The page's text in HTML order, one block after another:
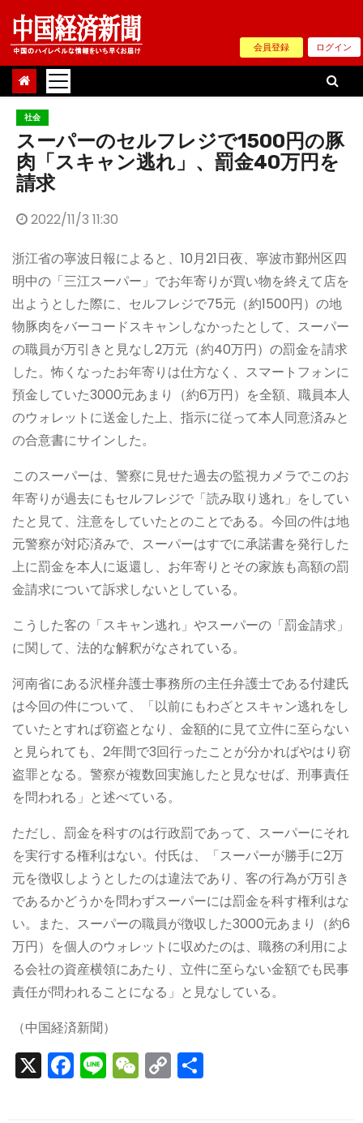
Skip
content
会員登録 ログイン
社会
スーパーのセルフレジで1500円の豚
肉「スキャン逃れ」、罰金40万円を
請求
2022/11/3 11:30
浙江省の寧波日報によると、10月21日夜、寧波市鄞州区四
明中の「三江スーパー」でお年寄りが買い物を終えて店を
出ようとした際に、セルフレジで75元（約1500円）の地
物豚肉をバーコードスキャンしなかったとして、スーパー
の職員が万引きと見なし2万元（約40万円）の罰金を請求
した。怖くなったお年寄りは仕方なく、スマートフォンに
預金していた3000元あまり（約6万円）を全額、職員本人
のウォレットに送金した上、指示に従って本人同意済みと
の合意書にサインした。
このスーパーは、警察に見せた過去の監視カメラでこのお
年寄りが過去にもセルフレジで「読み取り逃れ」をしてい
たと見て、注意をしていたとのことである。今回の件は地
元警察が対応済みで、スーパーはすでに承諾書を発行した
上に罰金を本人に返還し、お年寄りとその家族も高額の罰
金請求について訴求しないとしている。
こうした客の「スキャン逃れ」やスーパーの「罰金請求」
に関して、法的な解釈がなされている。
河南省にある沢槿弁護士事務所の主任弁護士である付建氏
は今回の件について、「以前にもわざとスキャン逃れをし
ていたとすれば窃盗となり、金額的に見て立件に至らない
と見られても、2年間で3回行ったことが分かればやはり窃
盗罪となる。警察が複数回実施したと見なせば、刑事責任
を問われる」と述べている。
ただし、罰金を科すのは行政罰であって、スーパーにそれ
を実行する権利はない。付氏は、「スーパーが勝手に2万
元を徴収しようとしたのは違法であり、客の行為が万引き
であるかどうかを問わずスーパーには罰金を科す権利はな
い。また、スーパーの職員が徴収した3000元あまり（約6
万円）を個人のウォレットに収めたのは、職務の利用によ
る会社の資産横領にあたり、立件に至らない金額でも民事
責任が問われることになる」と見なしている。
（中国経済新聞）
X F
a
Li
n
W
e
C
o